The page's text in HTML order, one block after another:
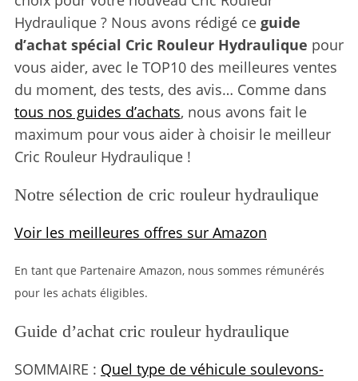
Hydraulique ? Nous avons rédigé ce guide
d’achat spécial Cric Rouleur Hydraulique pour
vous aider, avec le TOP10 des meilleures ventes
du moment, des tests, des avis… Comme dans
tous nos guides d’achats, nous avons fait le
maximum pour vous aider à choisir le meilleur
Cric Rouleur Hydraulique !
Notre sélection de cric rouleur hydraulique
Voir les meilleures offres sur Amazon
En tant que Partenaire Amazon, nous sommes rémunérés
pour les achats éligibles.
Guide d’achat cric rouleur hydraulique
SOMMAIRE : Quel type de véhicule soulevons-